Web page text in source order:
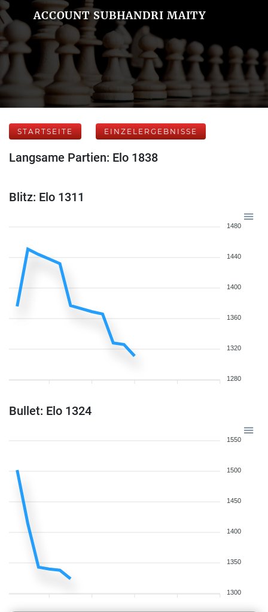
ACCOUNT SUBHANDRI MAITY
STARTSEITE EINZELERGEBNISSE
Langsame Partien: Elo 1838
Blitz: Elo 1311
1480
1440
1400
1360
1320
1280
Bullet: Elo 1324
1550
1500
1450
1400
1350
1300